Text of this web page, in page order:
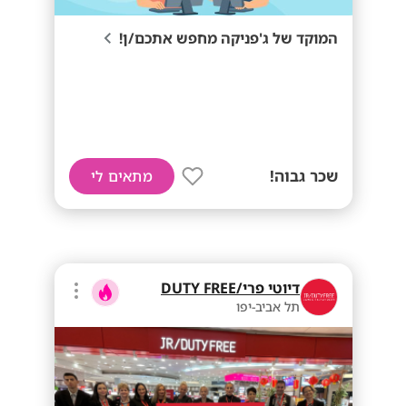
המוקד של ג'פניקה מחפש אתכם/ן!
שכר גבוה! מתאים לי
דיוטי פרי/DUTY FREE
תל אביב-יפו